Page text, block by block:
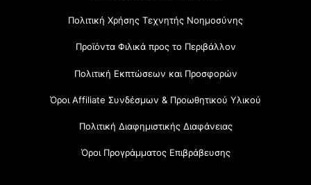
Πολιτική Χρήσης Τεχνητής Νοημοσύνης
Προϊόντα Φιλικά προς το Περιβάλλον
Πολιτική Εκπτώσεων και Προσφορών
Όροι Affiliate Συνδέσμων & Προωθητικού Υλικού
Πολιτική Διαφημιστικής Διαφάνειας
Όροι Προγράμματος Επιβράβευσης